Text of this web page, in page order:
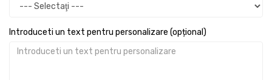
Introduceti un text pentru personalizare (opțional)